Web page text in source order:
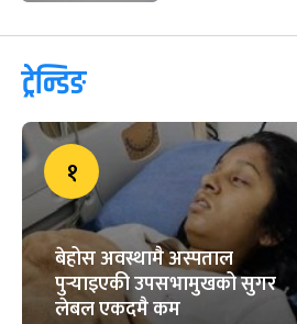
ट्रेन्डिङ
१
बेहोस अवस्थामै अस्पताल
पुर्‍याइएकी उपसभामुखको सुगर
लेबल एकदमै कम